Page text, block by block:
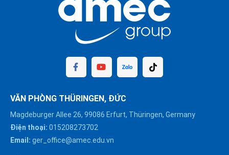
VĂN PHÒNG THÜRINGEN, ĐỨC
Magdeburger Allee 26, 99086 Erfurt, Thüringen, Germany
Điện thoại: 015208273702
Email: ger_office@amec.edu.vn